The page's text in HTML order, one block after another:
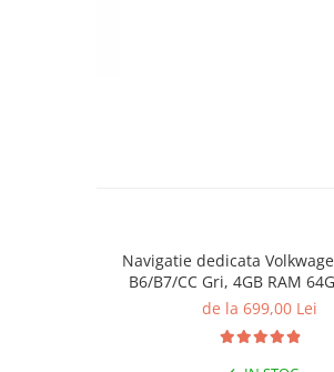
Navigatie dedicata
B6/B7/CC Gri, 4GB RAM
Quadcore, Android 14,
came
de la 699,00 Lei